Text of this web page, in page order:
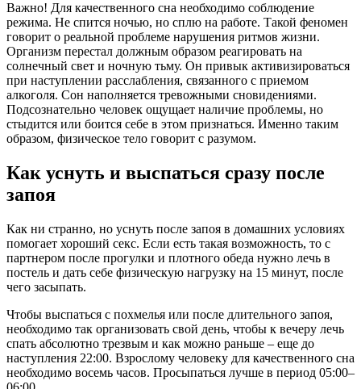
Важно! Для качественного сна необходимо соблюдение
режима. Не спится ночью, но сплю на работе. Такой феномен
говорит о реальной проблеме нарушения ритмов жизни.
Организм перестал должным образом реагировать на
солнечный свет и ночную тьму. Он привык активизироваться
при наступлении расслабления, связанного с приемом
алкоголя. Сон наполняется тревожными сновидениями.
Подсознательно человек ощущает наличие проблемы, но
стыдится или боится себе в этом признаться. Именно таким
образом, физическое тело говорит с разумом.
Как уснуть и выспаться сразу после
запоя
Как ни странно, но уснуть после запоя в домашних условиях
помогает хороший секс. Если есть такая возможность, то с
партнером после прогулки и плотного обеда нужно лечь в
постель и дать себе физическую нагрузку на 15 минут, после
чего засыпать.
Чтобы выспаться с похмелья или после длительного запоя,
необходимо так организовать свой день, чтобы к вечеру лечь
спать абсолютно трезвым и как можно раньше – еще до
наступления 22:00. Взрослому человеку для качественного сна
необходимо восемь часов. Просыпаться лучше в период 05:00–